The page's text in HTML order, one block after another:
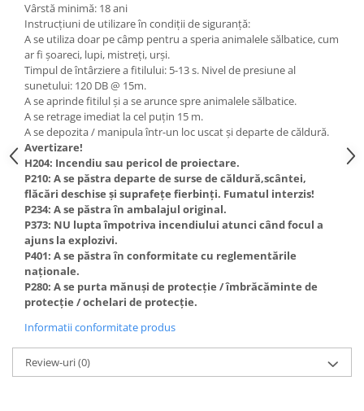
Vârstă minimă: 18 ani
Instrucțiuni de utilizare în condiții de siguranță:
A se utiliza doar pe câmp pentru a speria animalele sălbatice, cum
ar fi șoareci, lupi, mistreți, urși.
Timpul de întârziere a fitilului: 5-13 s. Nivel de presiune al
sunetului: 120 DB @ 15m.
A se aprinde fitilul și a se arunce spre animalele sălbatice.
A se retrage imediat la cel puțin 15 m.
A se depozita / manipula într-un loc uscat și departe de căldură.
Avertizare!
H204: Incendiu sau pericol de proiectare.
P210: A se păstra departe de surse de căldură,scântei,
flăcări deschise și suprafețe fierbinți. Fumatul interzis!
P234: A se păstra în ambalajul original.
P373: NU lupta împotriva incendiului atunci când focul a
ajuns la explozivi.
P401: A se păstra în conformitate cu reglementările
naționale.
P280: A se purta mănuși de protecție / îmbrăcăminte de
protecție / ochelari de protecție.
Informatii conformitate produs
Review-uri(0)